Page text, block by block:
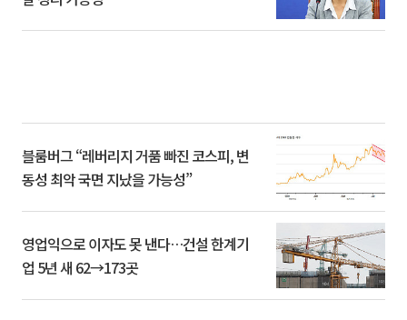
블룸버그 “레버리지 거품 빠진 코스피, 변
동성 최악 국면 지났을 가능성”
영업익으로 이자도 못 낸다…건설 한계기
업 5년 새 62→173곳